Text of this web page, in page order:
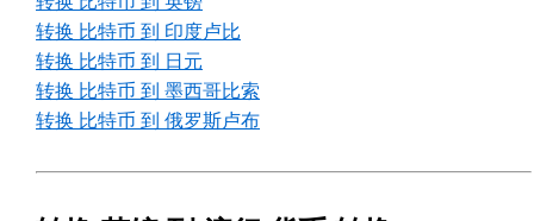
转换 比特币 到 印度卢比
转换 比特币 到 日元
转换 比特币 到 墨西哥比索
转换 比特币 到 俄罗斯卢布